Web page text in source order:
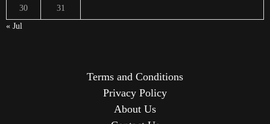
30
31
« Jul
Terms and Conditions
Privacy Policy
About Us